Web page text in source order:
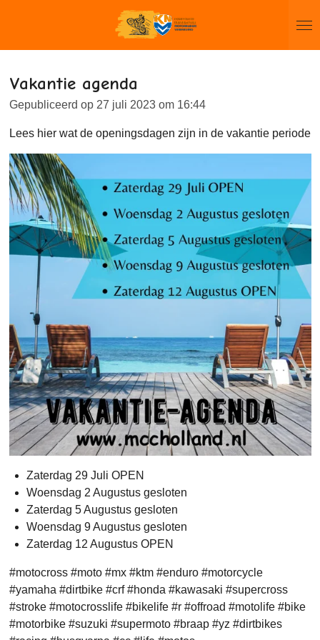
naar
hoofdinhoud
Vakantie agenda
Gepubliceerd op 27 juli 2023 om 16:44
Lees hier wat de openingsdagen zijn in de vakantie periode
Zaterdag 29 Juli OPEN
Woensdag 2 Augustus gesloten
Zaterdag 5 Augustus gesloten
Woensdag 9 Augustus gesloten
Zaterdag 12 Augustus OPEN
#motocross #moto #mx #ktm #enduro #motorcycle
#yamaha #dirtbike #crf #honda #kawasaki #supercross
#stroke #motocrosslife #bikelife #r #offroad #motolife #bike
#motorbike #suzuki #supermoto #braap #yz #dirtbikes